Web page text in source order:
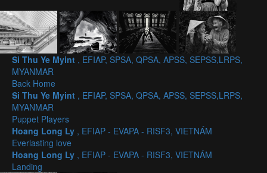
Si Thu Ye Myint , EFIAP, SPSA, QPSA, APSS, SEPSS,LRPS,
MYANMAR
Back Home
Si Thu Ye Myint , EFIAP, SPSA, QPSA, APSS, SEPSS,LRPS,
MYANMAR
Puppet Players
Hoang Long Ly , EFIAP - EVAPA - RISF3, VIETNÁM
Everlasting love
Hoang Long Ly , EFIAP - EVAPA - RISF3, VIETNÁM
Landing